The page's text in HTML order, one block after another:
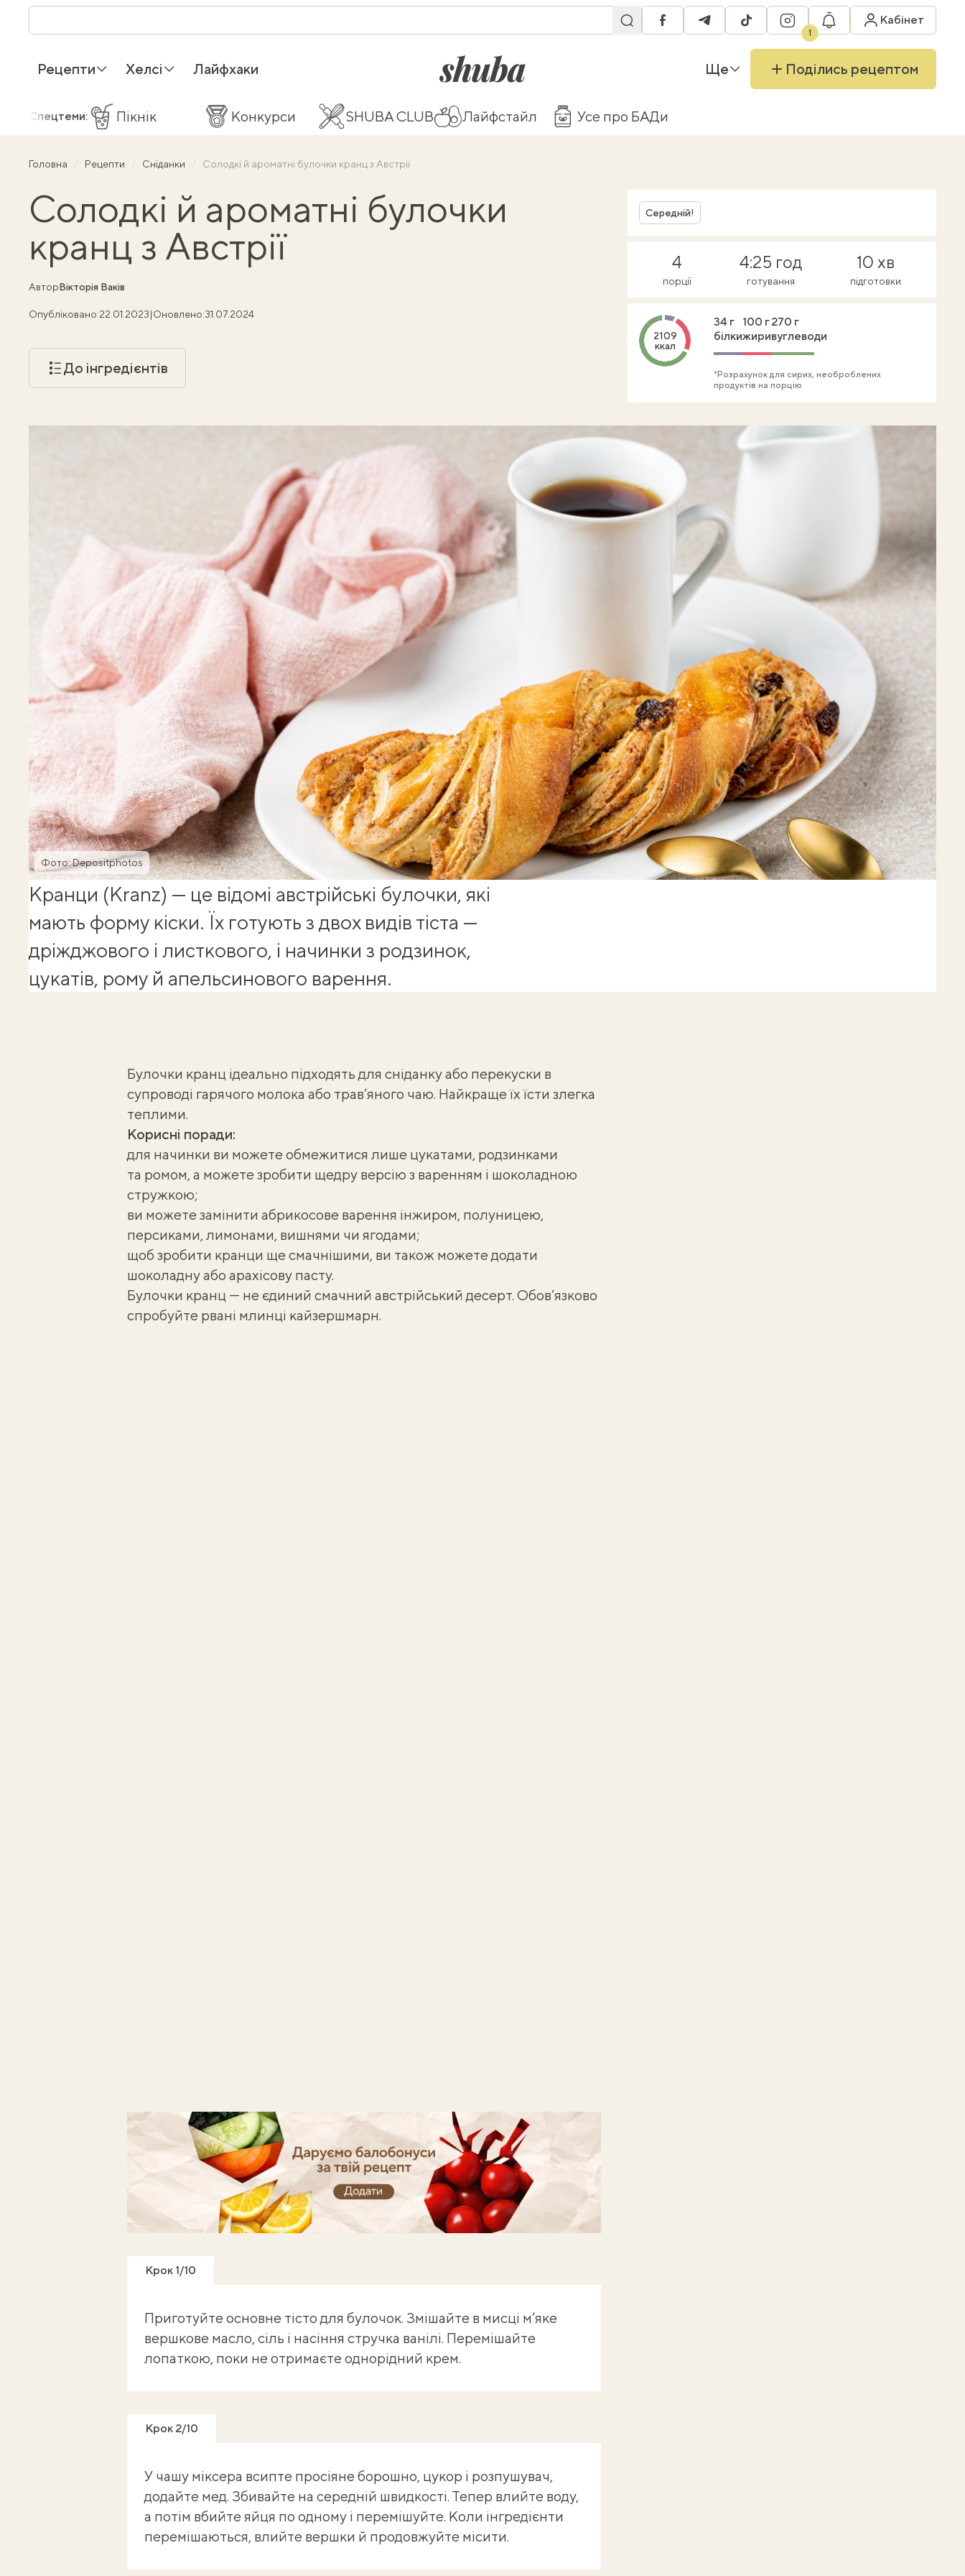
facebooktelegramtiktok instagram
1
Кабінет
RU
Рецепти Хелсі Лайфхаки shuba.life Ще Поділись рецептом
Спецтеми: Пікнік Конкурси SHUBA CLUB Лайфстайл Усе про БАДи
Головна Рецепти Сніданки Солодкі й ароматні булочки кранц з Австрії
Солодкі й ароматні булочки
кранц з Австрії
АвторВікторія Ваків
Опубліковано:22.01.2023|Оновлено:31.07.2024
До інгредієнтів
Фото: Depositphotos
Середній!
4
порції
4:25 год
готування
10 хв
підготовки
2109
ккал
34 г
білки
100 г
жири
270 г
вуглеводи
*Розрахунок для сирих, необроблених
продуктів на порцію
Кранци (Kranz) — це відомі австрійські булочки, які
мають форму кіски. Їх готують з двох видів тіста —
дріжджового і листкового, і начинки з родзинок,
цукатів, рому й апельсинового варення.
Булочки кранц ідеально підходять для сніданку або перекуски в
супроводі гарячого молока або трав’яного чаю. Найкраще їх їсти злегка
теплими.
Корисні поради:
для начинки ви можете обмежитися лише цукатами, родзинками
та ромом, а можете зробити щедру версію з варенням і шоколадною
стружкою;
ви можете замінити абрикосове варення інжиром, полуницею,
персиками, лимонами, вишнями чи ягодами;
щоб зробити кранци ще смачнішими, ви також можете додати
шоколадну або арахісову пасту.
Булочки кранц — не єдиний смачний австрійський десерт. Обов’язково
спробуйте рвані млинці кайзершмарн.
Крок 1/10
Приготуйте основне тісто для булочок. Змішайте в мисці м’яке
вершкове масло, сіль і насіння стручка ванілі. Перемішайте
лопаткою, поки не отримаєте однорідний крем.
Крок 2/10
У чашу міксера всипте просіяне борошно, цукор і розпушувач,
додайте мед. Збивайте на середній швидкості. Тепер влийте воду,
а потім вбийте яйця по одному і перемішуйте. Коли інгредієнти
перемішаються, влийте вершки й продовжуйте місити.